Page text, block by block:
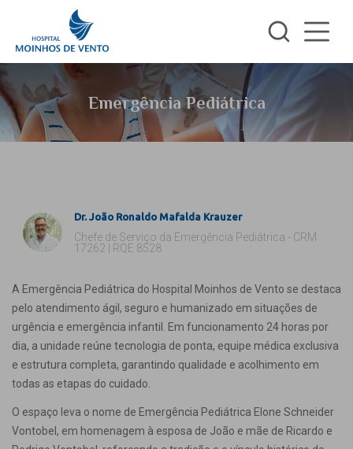
Emergência Pediátrica
Dr. João Ronaldo Mafalda Krauzer
Chefe de Serviço da Emergência Pediátrica - CRM
17262 | RQE 8528
A Emergência Pediátrica do Hospital Moinhos de Vento se destaca
pelo atendimento ágil, seguro e humanizado em situações de
urgência e emergência infantil. Em funcionamento 24 horas por
dia, a unidade reúne tecnologia de ponta, equipe médica exclusiva
e estrutura completa, garantindo qualidade e acolhimento em
todas as etapas do cuidado.
O espaço leva o nome de Emergência Pediátrica Elone Schneider
Vontobel, em homenagem à esposa de João e mãe de Ricardo e